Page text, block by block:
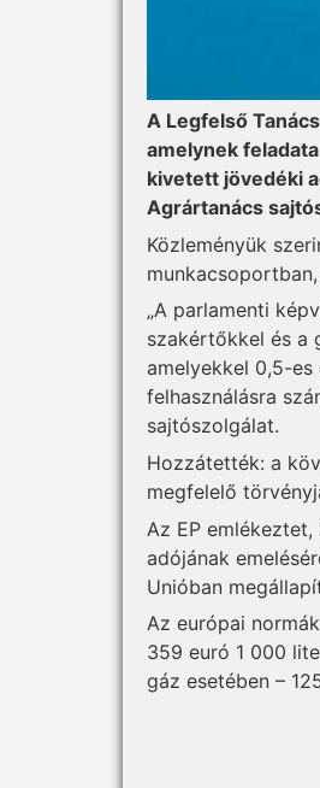
A Legfelső
amelynek
kivetett jövedéki
Agrártanács
Közleményük
„A parlamenti
szakértőkkel és a
amelyekkel 0,5-
felhasználásra
sajtószolgálat.
Hozzátették: a
megfelelő
Az EP
adójának
Unióban
Az európai
359 euró 1 000
gáz esetében –